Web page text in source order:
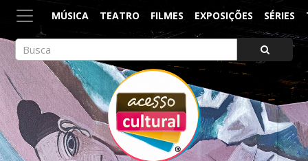
MÚSICA TEATRO FILMES EXPOSIÇÕES SÉRIES